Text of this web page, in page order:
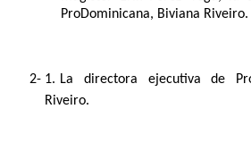
ProDominicana, Biviana Riveiro.
La directora ejecutiva de
Riveiro.